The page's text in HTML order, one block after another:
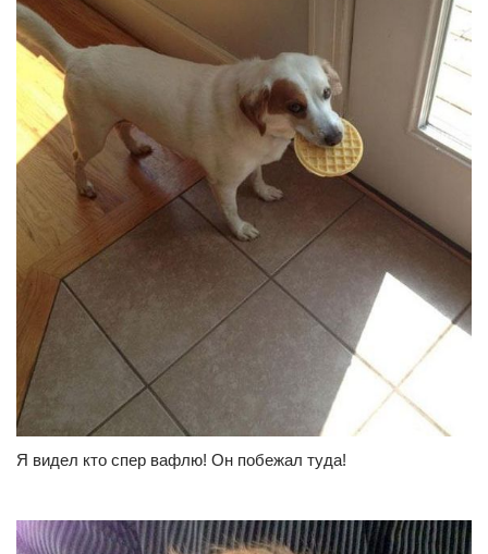
Я видел кто спер вафлю! Он побежал туда!